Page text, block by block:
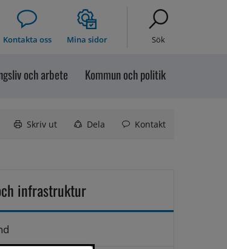
Kontakta oss Mina sidor Sök
och arbete Kommun och politik
Skriv ut Dela Kontakt
infrastruktur